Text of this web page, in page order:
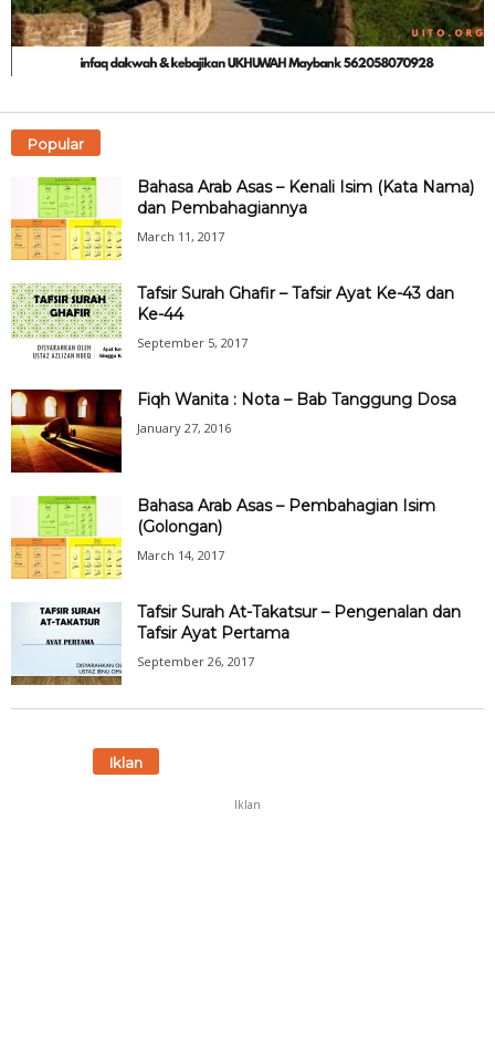
Popular
Bahasa Arab Asas – Kenali Isim (Kata Nama)
dan Pembahagiannya
March 11, 2017
Tafsir Surah Ghafir – Tafsir Ayat Ke-43 dan
Ke-44
September 5, 2017
Fiqh Wanita : Nota – Bab Tanggung Dosa
January 27, 2016
Bahasa Arab Asas – Pembahagian Isim
(Golongan)
March 14, 2017
Tafsir Surah At-Takatsur – Pengenalan dan
Tafsir Ayat Pertama
September 26, 2017
Iklan
Iklan